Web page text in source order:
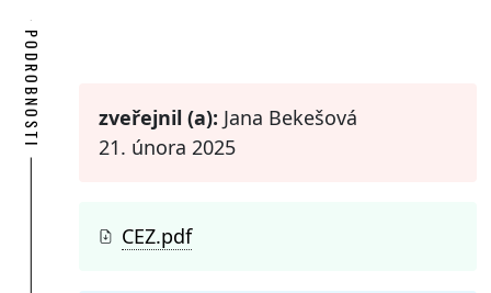
PODROBNOSTI zveřejnil (a): Jana Bekešová
21. února 2025
CEZ.pdf